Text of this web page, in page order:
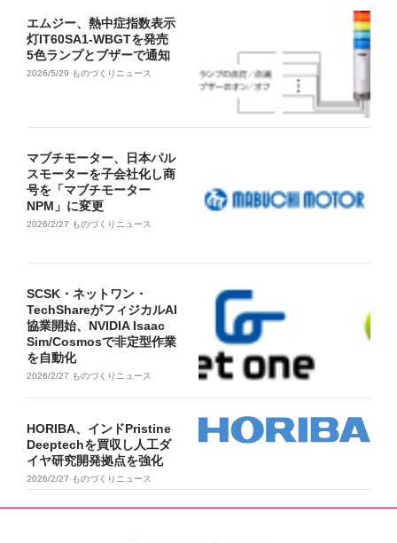
エムジー、熱中症指数表示
灯IT60SA1-WBGTを発売
5色ランプとブザーで通知
2026/5/29 ものづくりニュース
マブチモーター、日本パル
スモーターを子会社化し商
号を「マブチモーター
NPM」に変更
2026/2/27 ものづくりニュース
SCSK・ネットワン・
TechShareがフィジカルAI
協業開始、NVIDIA Isaac
Sim/Cosmosで非定型作業
を自動化
2026/2/27 ものづくりニュース
HORIBA、インドPristine
Deeptechを買収し人工ダ
イヤ研究開発拠点を強化
2026/2/27 ものづくりニュース